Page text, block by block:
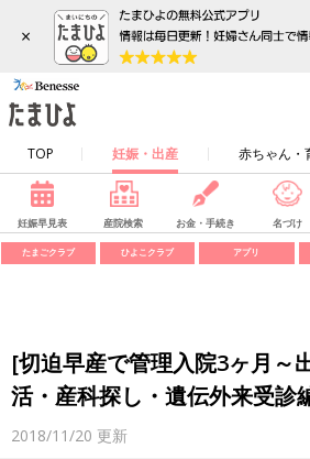
×
TOP 妊娠・出産 赤ちゃん・
妊娠早見表 産院検索 お金・手続き 名づけ
たまごクラブ ひよこクラブ アプリ
[切迫早産で管理入院3ヶ月～
活・産科探し・遺伝外来受診
2018/11/20 更新